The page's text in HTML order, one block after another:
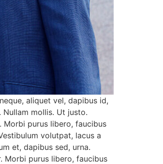
aliquet vel, dapibus id,
mollis. Ut justo.
Morbi purus libero, faucibus
volutpat, lacus a
et, dapibus sed, urna.
Morbi purus libero, faucibus